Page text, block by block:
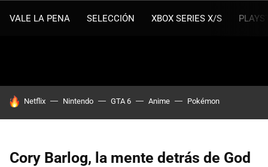
VALE LA PENA SELECCIÓN XBOX SERIES X/S
HOY SE HABLA DE
Netflix Nintendo GTA 6 Anime Pokémon
Cory Barlog, la mente detrás de God